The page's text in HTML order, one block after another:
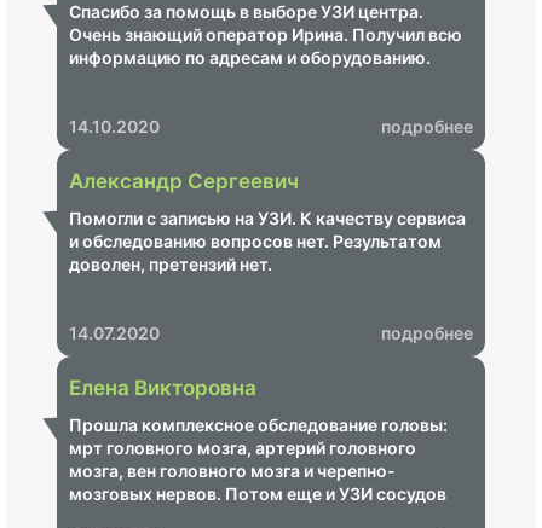
Спасибо за помощь в выборе УЗИ центра.
Очень знающий оператор Ирина. Получил всю
информацию по адресам и оборудованию.
14.10.2020 подробнее
Александр Сергеевич
Помогли с записью на УЗИ. К качеству сервиса
и обследованию вопросов нет. Результатом
доволен, претензий нет.
14.07.2020 подробнее
Елена Викторовна
Прошла комплексное обследование головы:
мрт головного мозга, артерий головного
мозга, вен головного мозга и черепно-
мозговых нервов. Потом еще и УЗИ сосудов